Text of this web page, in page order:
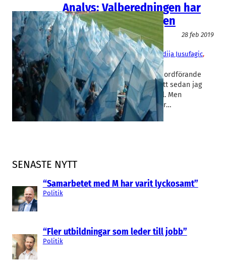
SENASTE NYTT
“Samarbetet med M har varit lyckosamt”
Politik
“Fler utbildningar som leder till jobb”
Politik
Analys: Valberedningen har
blivit valbeställningen
Special
28 feb 2019
Malmö FF
Carina Brorman, Eva Östling, Hamdija Jusufagic
Tanja Jibrandt
Kort sagt: Malmö FF:s val av ny ordförande
har lett till en engagerad debatt sedan jag
riktade kritik i en debattartikel. Men
problemet med valberedningar…